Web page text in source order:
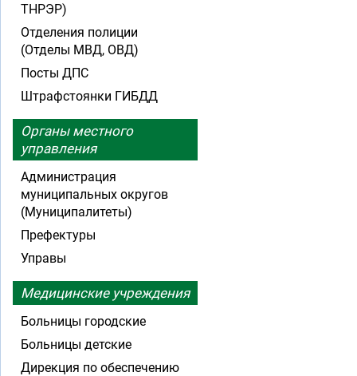
ТНРЭР)
Отделения полиции
(Отделы МВД, ОВД)
Посты ДПС
Штрафстоянки ГИБДД
Органы местного
управления
Администрация
муниципальных округов
(Муниципалитеты)
Префектуры
Управы
Медицинские учреждения
Больницы городские
Больницы детские
Дирекция по обеспечению